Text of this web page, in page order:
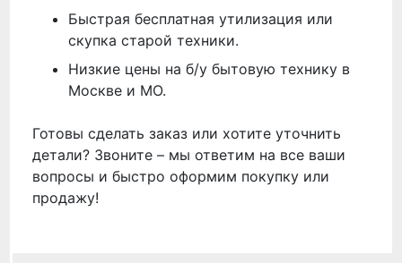
Быстрая бесплатная утилизация или
скупка старой техники.
Низкие цены на б/у бытовую технику в
Москве и МО.
Готовы сделать заказ или хотите уточнить
детали? Звоните – мы ответим на все ваши
вопросы и быстро оформим покупку или
продажу!